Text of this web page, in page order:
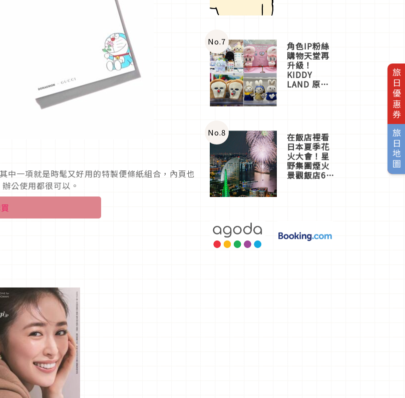
旅日優惠券
旅日地圖
中一項就是時髦又好用的特製便條紙組合，內頁也
公使用都很可以。
一同給出了
答案
No.7 角色IP粉絲
購物天堂再
升級！
KIDDY
LAND 原宿
店3分即達
No.8 在飯店裡看
日本夏季花
火大會！星
野集團煙火
景觀飯店6